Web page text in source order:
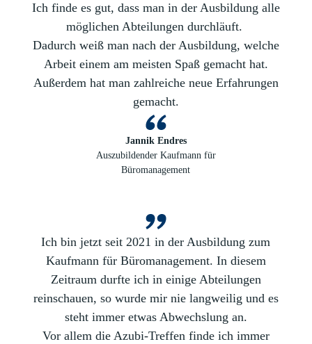
Ich finde es gut, dass man in der Ausbildung alle
möglichen Abteilungen durchläuft.
Dadurch weiß man nach der Ausbildung, welche
Arbeit einem am meisten Spaß gemacht hat.
Außerdem hat man zahlreiche neue Erfahrungen
gemacht.
Jannik Endres
Auszubildender Kaufmann für
Büromanagement
Ich bin jetzt seit 2021 in der Ausbildung zum
Kaufmann für Büromanagement. In diesem
Zeitraum durfte ich in einige Abteilungen
reinschauen, so wurde mir nie langweilig und es
steht immer etwas Abwechslung an.
Vor allem die Azubi-Treffen finde ich immer